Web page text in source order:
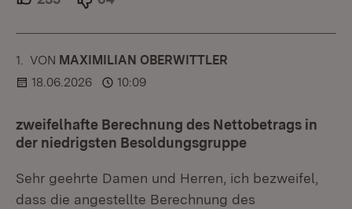
1. KOMMENTAR
VON :MAXIMILIAN OBERWITTLER
18.06.2026
10:09
zweifelhafte Berechnung des Nettobetrags in
der niedrigsten Besoldungsgruppe
Sehr geehrte Damen und Herren, ich bezweifel,
dass die angestellte Berechnung des